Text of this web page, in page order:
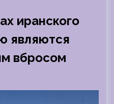
иранского
являются
вбросом